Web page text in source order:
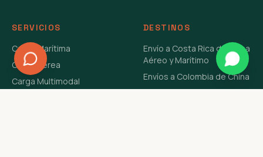
SERVICIOS
Carga Marítima
Carga Aérea
Carga Multimodal
DESTINOS
Envío a Costa Rica de China
Aéreo y Marítimo
Envíos a Colombia de China